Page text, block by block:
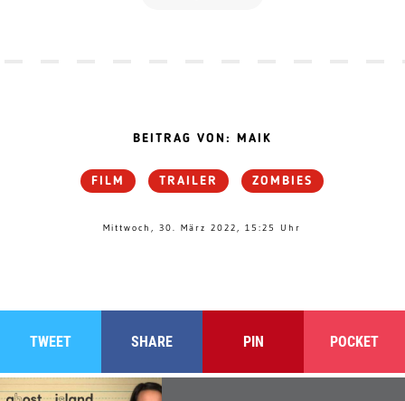
BEITRAG VON: MAIK
FILM TRAILER ZOMBIES
Mittwoch, 30. März 2022, 15:25 Uhr
TWEET SHARE PIN POCKET